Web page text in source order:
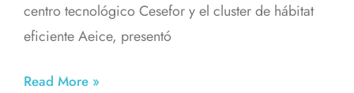
centro tecnológico Cesefor y el cluster de hábitat
eficiente Aeice, presentó
Read More »